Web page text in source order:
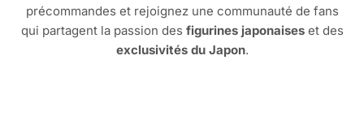
précommandes et rejoignez une communauté de fans
qui partagent la passion des figurines japonaiseset des
exclusivités du Japon.